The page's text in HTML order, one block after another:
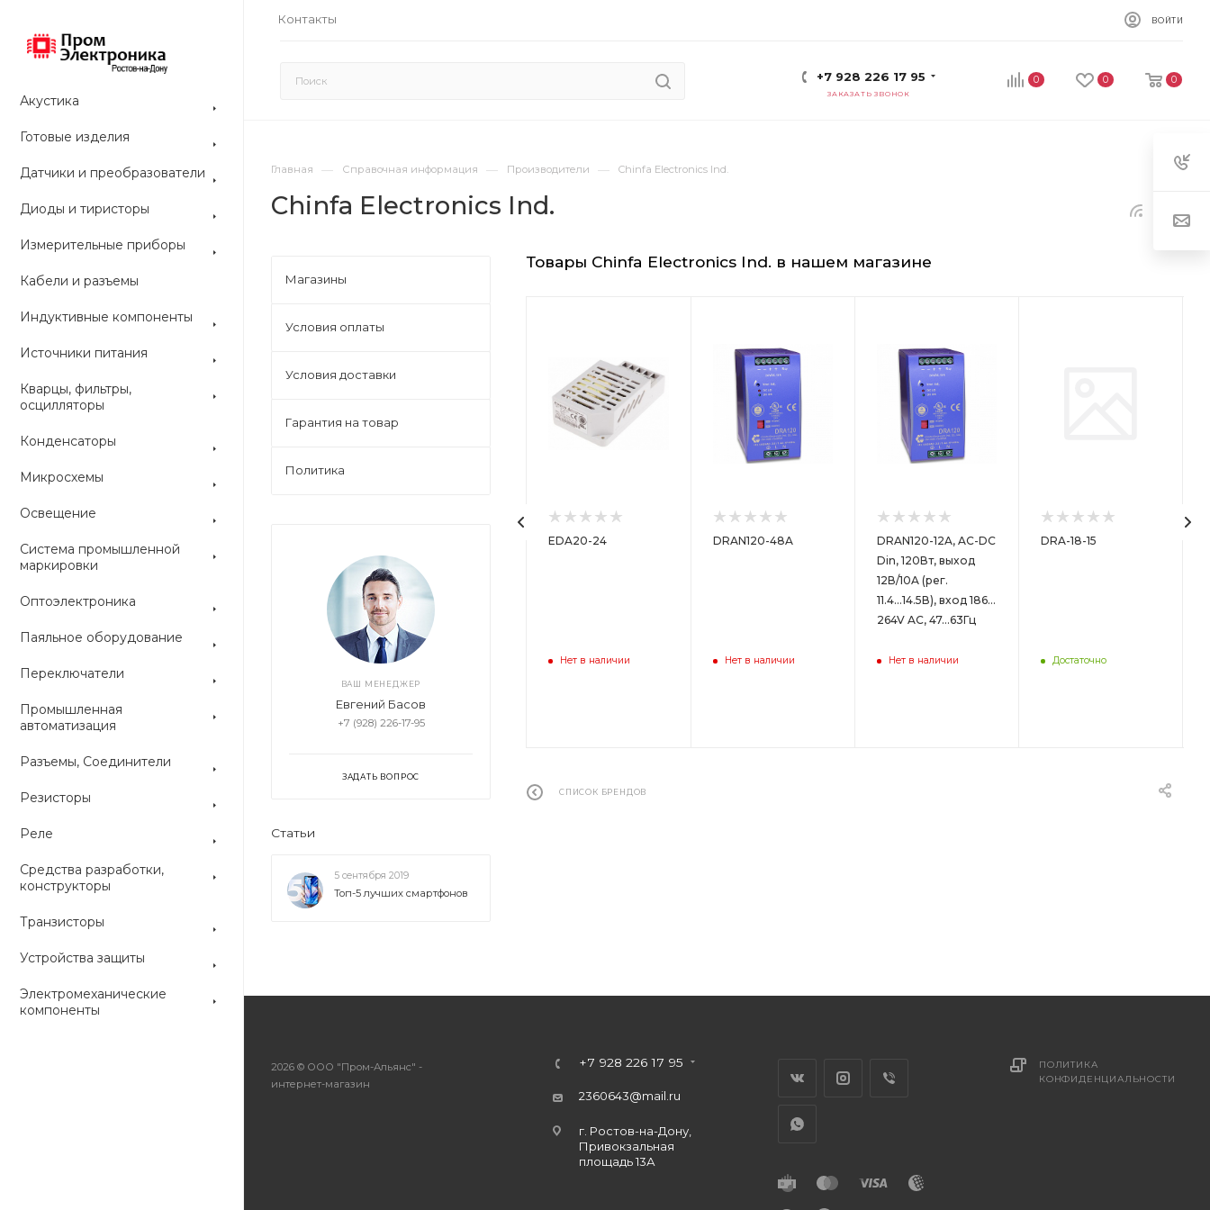
Контакты ВОЙТИ
0 0 0
+7 928 226 17 95
ЗАКАЗАТЬ ЗВОНОК
Акустика
Готовые изделия
Датчики и преобразователи
Диоды и тиристоры
Измерительные приборы
Кабели и разъемы
Индуктивные компоненты
Источники питания
Кварцы, фильтры,
осцилляторы
Конденсаторы
Микросхемы
Освещение
Система промышленной
маркировки
Оптоэлектроника
Паяльное оборудование
Переключатели
Промышленная
автоматизация
Разъемы, Соединители
Резисторы
Реле
Средства разработки,
конструкторы
Транзисторы
Устройства защиты
Электромеханические
компоненты
Главная — Справочная информация — Производители — Chinfa Electronics Ind.
Chinfa Electronics Ind.
Товары Chinfa Electronics Ind. в нашем магазине
Нет в наличии
EDA20-24
Нет в наличии
DRAN120-48A
Нет в наличии
DRAN120-12A, AC-DC
Din, 120Вт, выход
12В/10A (рег.
11.4...14.5В), вход 186…
264V AC, 47…63Гц
Нет в наличии
DRA-18-15
Достаточно
СПИСОК БРЕНДОВ
Магазины
Условия оплаты
Условия доставки
Гарантия на товар
Политика
ВАШ МЕНЕДЖЕР
Евгений Басов
+7 (928) 226-17-95
ЗАДАТЬ ВОПРОС
Статьи
5 сентября 2019
Топ-5 лучших смартфонов
2026 © ООО "Пром-Альянс" -
интернет-магазин
+7 928 226 17 95
2360643@mail.ru
г. Ростов-на-Дону,
Привокзальная
площадь 13А
ПОЛИТИКА
КОНФИДЕНЦИАЛЬНОСТИ